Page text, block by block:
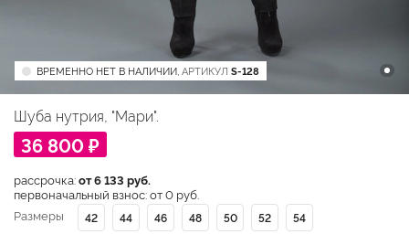
ВРЕМЕННО НЕТ В НАЛИЧИИ, АРТИКУЛ S-128
Шуба нутрия, "Мари".
36 800 ₽
рассрочка:от 6 133 руб.
первоначальный взнос: от 0 руб.
Размеры
42 44 46 48 50 52 54